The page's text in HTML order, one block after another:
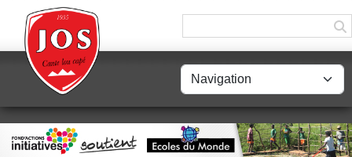
Panneau de gestion des cookies